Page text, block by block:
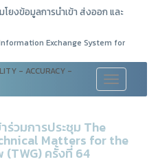
ยงข้อมูลการนำเข้า ส่งออก และ
Exchange System for
- ACCURACY -
Toggle
navigation
วมการประชุม The
Matters for the
(TWG) ครั้งที่ 64